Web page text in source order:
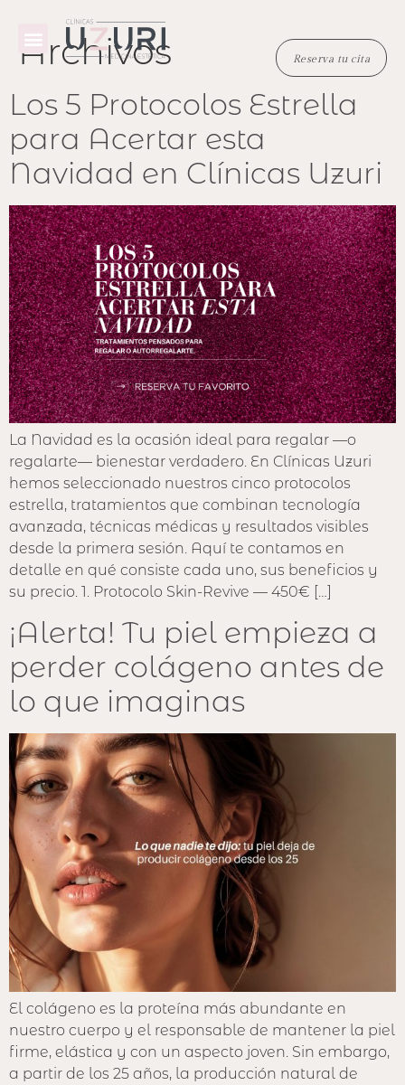
Reserva tu cita
Archivos
Los 5 Protocolos Estrella
para Acertar esta
Navidad en Clínicas Uzuri
La Navidad es la ocasión ideal para regalar —o
regalarte— bienestar verdadero. En Clínicas Uzuri
hemos seleccionado nuestros cinco protocolos
estrella, tratamientos que combinan tecnología
avanzada, técnicas médicas y resultados visibles
desde la primera sesión. Aquí te contamos en
detalle en qué consiste cada uno, sus beneficios y
su precio. 1. Protocolo Skin-Revive — 450€ […]
¡Alerta! Tu piel empieza a
perder colágeno antes de
lo que imaginas
El colágeno es la proteína más abundante en
nuestro cuerpo y el responsable de mantener la piel
firme, elástica y con un aspecto joven. Sin embargo,
a partir de los 25 años, la producción natural de